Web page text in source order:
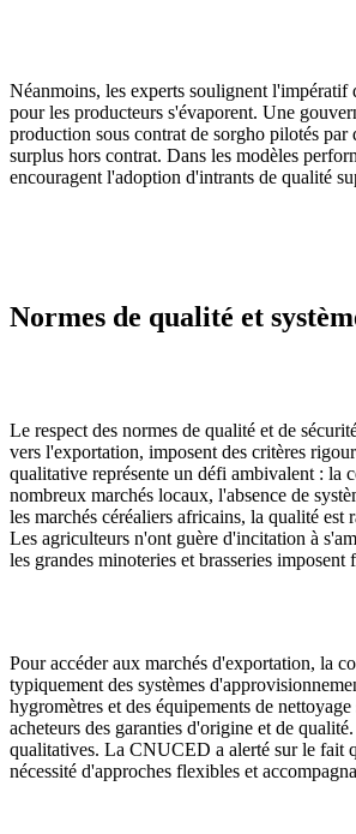
Néanmoins, les experts soulignent l'impératif
pour les producteurs s'évaporent. Une
production sous contrat de sorgho pilotés
surplus hors contrat. Dans les modèles
encouragent l'adoption d'intrants de qualité
Normes de qualité et
Le respect des normes de qualité et de
vers l'exportation, imposent des critères
qualitative représente un défi ambivalent : la
nombreux marchés locaux, l'absence de
les marchés céréaliers africains, la qualité
Les agriculteurs n'ont guère d'incitation à
les grandes minoteries et brasseries
Pour accéder aux marchés d'exportation, la
typiquement des systèmes
hygromètres et des équipements de
acheteurs des garanties d'origine et de
qualitatives. La CNUCED a alerté sur le fait
nécessité d'approches flexibles et